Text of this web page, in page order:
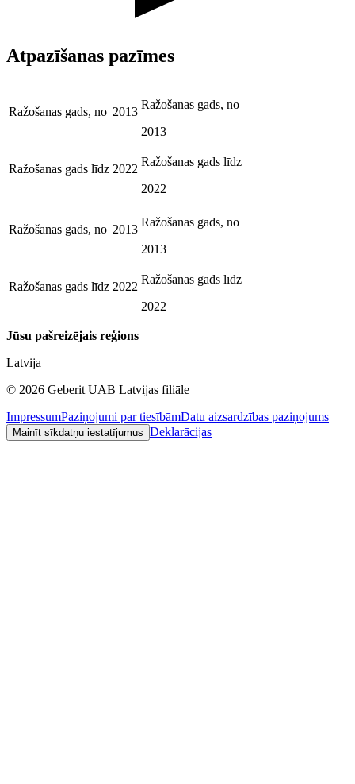
Atpazīšanas pazīmes
Ražošanas gads, no 2013
Ražošanas gads, no
2013
Ražošanas gads līdz 2022
Ražošanas gads līdz
2022
Ražošanas gads, no 2013
Ražošanas gads, no
2013
Ražošanas gads līdz 2022
Ražošanas gads līdz
2022
Jūsu pašreizējais reģions
Latvija
© 2026 Geberit UAB Latvijas filiāle
ImpressumPaziņojumi par tiesībāmDatu aizsardzības paziņojums
Mainīt sīkdatņu iestatījumus Deklarācijas